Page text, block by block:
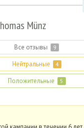
Münz
Все отзывы 9
Нейтральные 4
Положительные 5